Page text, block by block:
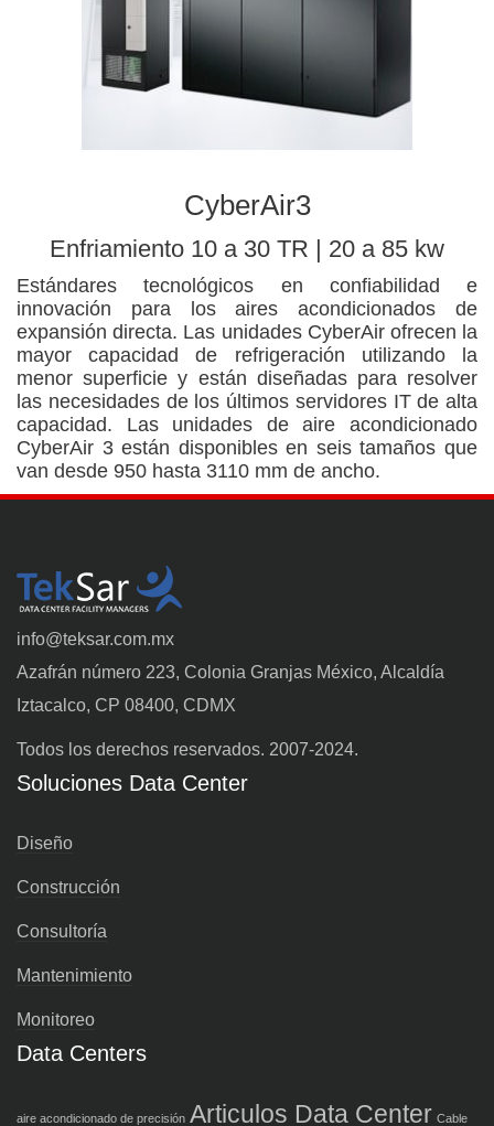
CyberAir3
Enfriamiento 10 a 30 TR | 20 a 85 kw
Estándares tecnológicos en confiabilidad e
innovación para los aires acondicionados de
expansión directa. Las unidades CyberAir ofrecen la
mayor capacidad de refrigeración utilizando la
menor superficie y están diseñadas para resolver
las necesidades de los últimos servidores IT de alta
capacidad. Las unidades de aire acondicionado
CyberAir 3 están disponibles en seis tamaños que
van desde 950 hasta 3110 mm de ancho.
info@teksar.com.mx
Azafrán número 223, Colonia Granjas México, Alcaldía
Iztacalco, CP 08400, CDMX
Todos los derechos reservados. 2007-2024.
Soluciones Data Center
Diseño
Construcción
Consultoría
Mantenimiento
Monitoreo
Data Centers
aire acondicionado de precisión Articulos Data Center Cable